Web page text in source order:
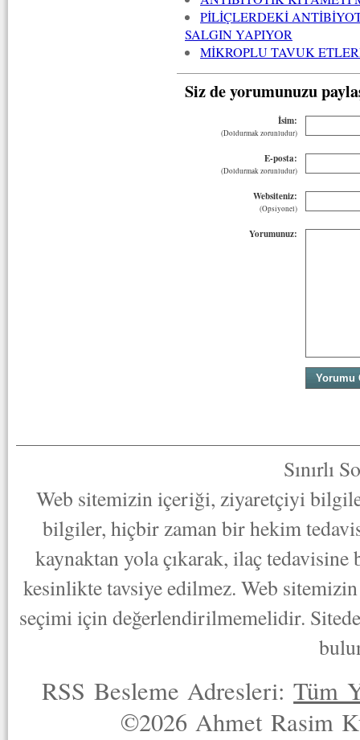
PİLİÇLERDEKİ
SALGIN YAPIYOR
MİKROPLU TAVUK
Siz de yorumunuzu
İsim:
(Doldurmak zorunludur)
E-posta:
(Doldurmak zorunludur)
Websiteniz:
(Opsiyonel)
Yorumunuz:
Sınırlı
Web sitemizin içeriği, ziyaretçiyi
bilgiler, hiçbir zaman bir hekim
kaynaktan yola çıkarak, ilaç
kesinlikte tavsiye edilmez. Web
seçimi için değerlendirilmemelidir.
RSS Besleme Adresleri:Tüm
©2026 Ahmet Rasim